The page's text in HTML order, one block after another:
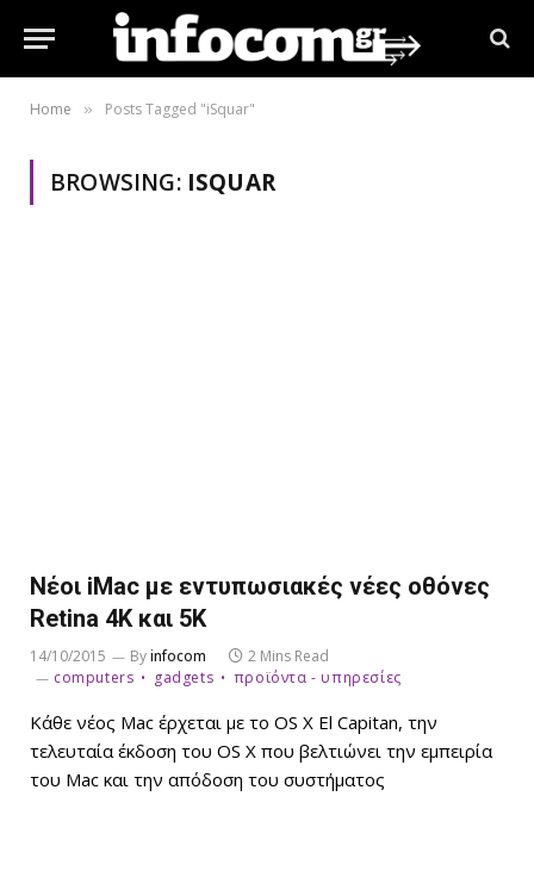
Home » Posts Tagged "iSquar"
BROWSING: ISQUAR
Νέοι iMac με εντυπωσιακές νέες οθόνες
Retina 4Κ και 5Κ
14/10/2015 Byinfocom
2 Mins Read
computers
gadgets προϊόντα - υπηρεσίες
Κάθε νέος Mac έρχεται με το OS X El Capitan, την
τελευταία έκδοση του OS X που βελτιώνει την εμπειρία
του Mac και την απόδοση του συστήματος